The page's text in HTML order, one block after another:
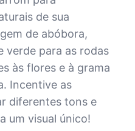
de sua
de abóbora,
verde para as rodas
às flores e à grama
Incentive as
diferentes tons e
um visual único!